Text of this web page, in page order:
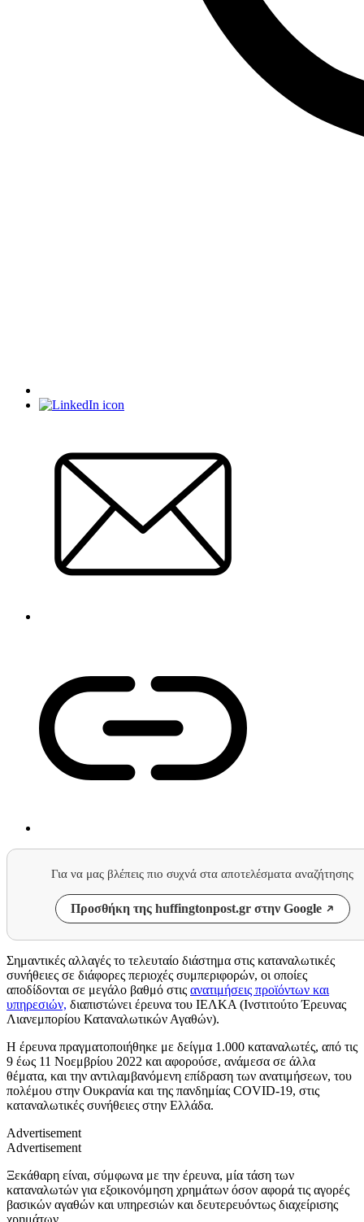
Για να μας βλέπεις πιο συχνά στα αποτελέσματα αναζήτησης
Προσθήκη της huffingtonpost.gr στην Google
Σημαντικές αλλαγές το τελευταίο διάστημα στις καταναλωτικές
συνήθειες σε διάφορες περιοχές συμπεριφορών, οι οποίες
αποδίδονται σε μεγάλο βαθμό στις ανατιμήσεις προϊόντων και
υπηρεσιών, διαπιστώνει έρευνα του ΙΕΛΚΑ (Ινστιτούτο Έρευνας
Λιανεμπορίου Καταναλωτικών Αγαθών).
Η έρευνα πραγματοποιήθηκε με δείγμα 1.000 καταναλωτές, από τις
9 έως 11 Νοεμβρίου 2022 και αφορούσε, ανάμεσα σε άλλα
θέματα, και την αντιλαμβανόμενη επίδραση των ανατιμήσεων, του
πολέμου στην Ουκρανία και της πανδημίας COVID-19, στις
καταναλωτικές συνήθειες στην Ελλάδα.
Advertisement
Advertisement
Ξεκάθαρη είναι, σύμφωνα με την έρευνα, μία τάση των
καταναλωτών για εξοικονόμηση χρημάτων όσον αφορά τις αγορές
βασικών αγαθών και υπηρεσιών και δευτερευόντως διαχείρισης
χρημάτων.